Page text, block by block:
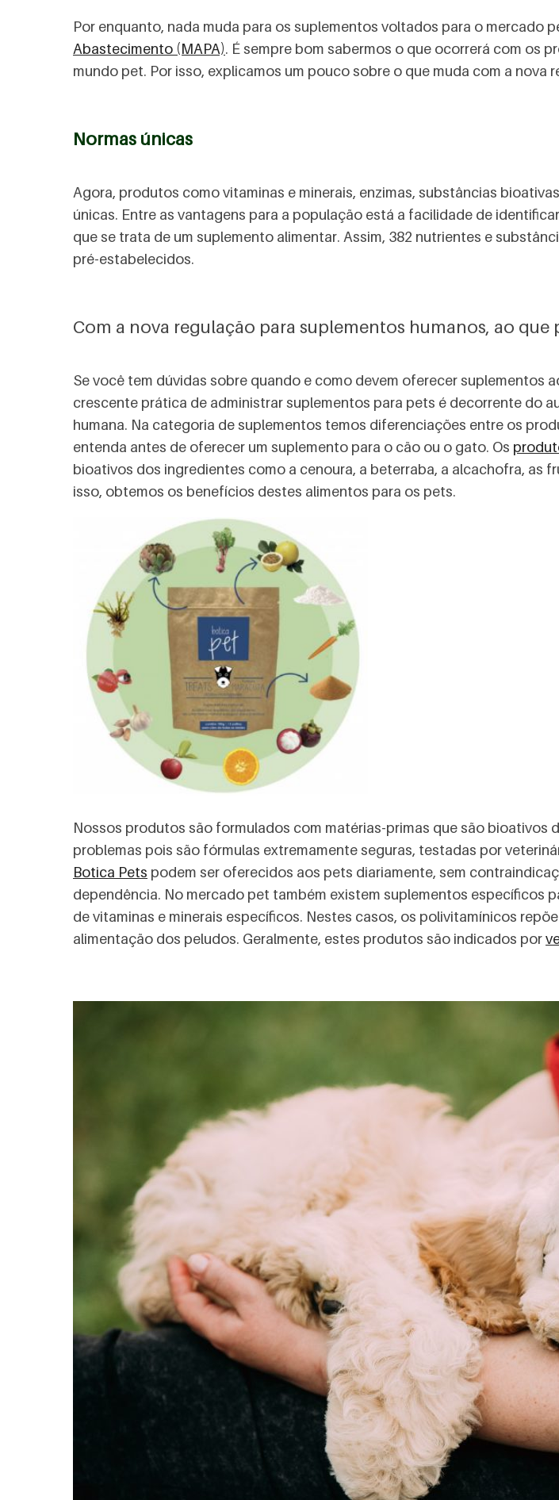
Por enquanto, nada muda para os suplementos voltados para o mercado
Abastecimento (MAPA). É sempre bom sabermos o que ocorrerá com os
mundo pet. Por isso, explicamos um pouco sobre o que muda com a nova
Normas únicas
Agora, produtos como vitaminas e minerais, enzimas, substâncias
únicas. Entre as vantagens para a população está a facilidade de
que se trata de um suplemento alimentar. Assim, 382 nutrientes e
pré-estabelecidos.
Com a nova regulação para suplementos humanos, ao que
Se você tem dúvidas sobre quando e como devem oferecer suplementos
crescente prática de administrar suplementos para pets é decorrente do
humana. Na categoria de suplementos temos diferenciações entre os
entenda antes de oferecer um suplemento para o cão ou o gato. Os
bioativos dos ingredientes como a cenoura, a beterraba, a alcachofra, as
isso, obtemos os benefícios destes alimentos para os pets.
Nossos produtos são formulados com matérias-primas que são
problemas pois são fórmulas extremamente seguras, testadas por
Botica Pets podem ser oferecidos aos pets diariamente, sem
dependência. No mercado pet também existem suplementos específicos
de vitaminas e minerais específicos. Nestes casos, os polivitamínicos
alimentação dos peludos. Geralmente, estes produtos são indicados por